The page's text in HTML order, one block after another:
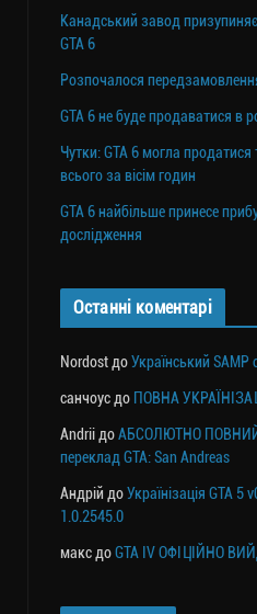
Канадський завод
GTA 6
Розпочалося
GTA 6 не буде продаватися в
Чутки: GTA 6 могла
всього за вісім годин
GTA 6 найбільше принесе
дослідження
Останні коментарі
Nordost доУкраїнський SAMP
санчоус до ПОВНА
Andrii доАБСОЛЮТНО ПОВНИЙ
переклад GTA: San Andreas
Андрій доУкраїнізація GTA 5
1.0.2545.0
макс доGTA IV ОФІЦІЙНО